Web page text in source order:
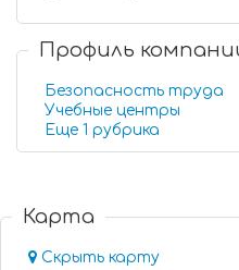
Профиль
Безопасность труда
Учебные центры
Еще 1 рубрика
Карта
Скрыть карту